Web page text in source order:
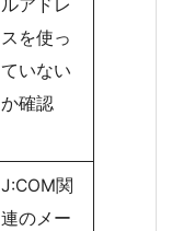
ルアドレ
スを使っ
ていない
か確認
J:COM関
連のメー